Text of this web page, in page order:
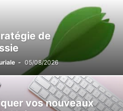
de
- 05/08/2026
vos nouveaux